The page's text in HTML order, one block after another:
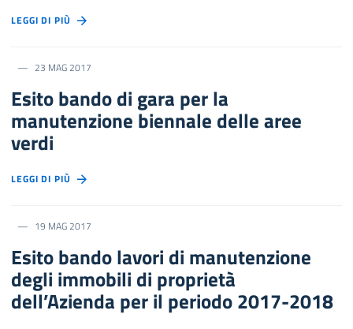
LEGGI DI PIÙ
23 MAG 2017
Esito bando di gara per la
manutenzione biennale delle aree
verdi
LEGGI DI PIÙ
19 MAG 2017
Esito bando lavori di manutenzione
degli immobili di proprietà
dell’Azienda per il periodo 2017-2018